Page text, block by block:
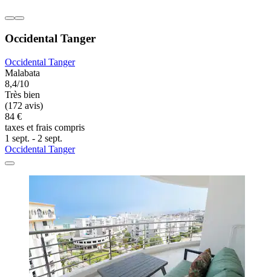
Occidental Tanger
Occidental Tanger
Malabata
8,4/10
Très bien
(172 avis)
84 €
taxes et frais compris
1 sept. - 2 sept.
Occidental Tanger